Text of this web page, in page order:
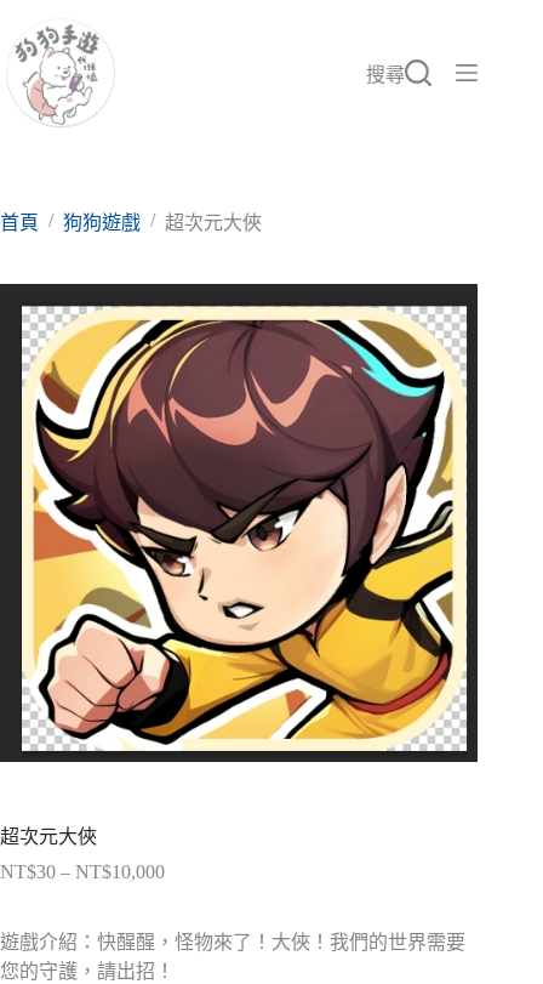
至
要
搜尋
首頁 / 狗狗遊戲 / 超次元大俠
超次元大俠
NT$30 – NT$10,000價
範
圍：
遊戲介紹：快醒醒，怪物來了！大俠！我們的世界需要
您的守護，請出招！